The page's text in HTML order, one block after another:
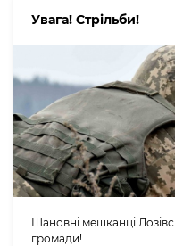
Увага! Стрільби!
Шановні мешканці
громади!